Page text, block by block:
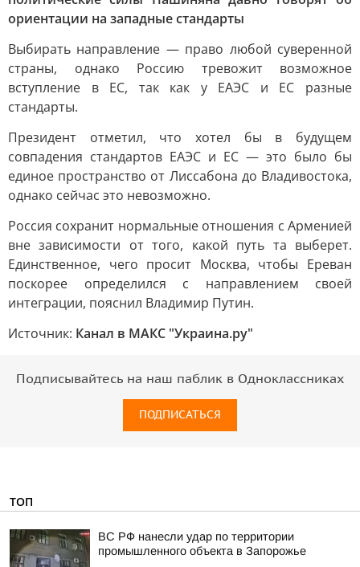
ориентации на западные стандарты
Выбирать направление — право любой суверенной
страны, однако Россию тревожит возможное
вступление в ЕС, так как у ЕАЭС и ЕС разные
стандарты.
Президент отметил, что хотел бы в будущем
совпадения стандартов ЕАЭС и ЕС — это было бы
единое пространство от Лиссабона до Владивостока,
однако сейчас это невозможно.
Россия сохранит нормальные отношения с Арменией
вне зависимости от того, какой путь та выберет.
Единственное, чего просит Москва, чтобы Ереван
поскорее определился с направлением своей
интеграции, пояснил Владимир Путин.
Источник: Канал в МАКС "Украина.ру"
Подписывайтесь на наш паблик в Одноклассниках
ПОДПИСАТЬСЯ
ТОП
ВС РФ нанесли удар по территории
промышленного объекта в Запорожье